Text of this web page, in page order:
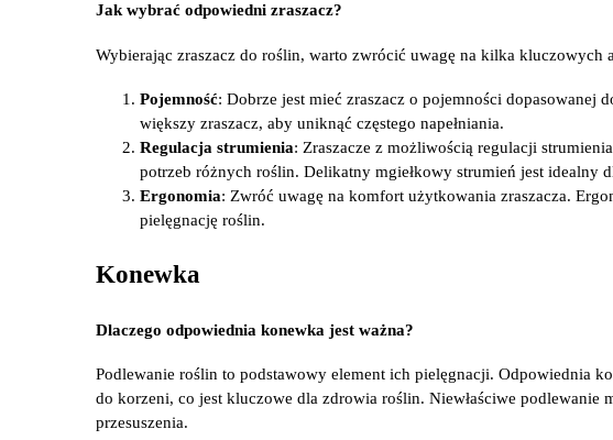
Jak wybrać odpowiedni zraszacz?
Wybierając zraszacz do roślin, warto zwrócić uwagę na kilka kluczowych
Pojemność: Dobrze jest mieć zraszacz o pojemności
większy zraszacz, aby uniknąć częstego napełniania.
Regulacja strumienia: Zraszacze z możliwością regulacji
potrzeb różnych roślin. Delikatny mgiełkowy strumień jest idealny
Ergonomia: Zwróć uwagę na komfort użytkowania zraszacza.
pielęgnację roślin.
Konewka
Dlaczego odpowiednia konewka jest ważna?
Podlewanie roślin to podstawowy element ich pielęgnacji. Odpowiednia
do korzeni, co jest kluczowe dla zdrowia roślin. Niewłaściwe
przesuszenia.